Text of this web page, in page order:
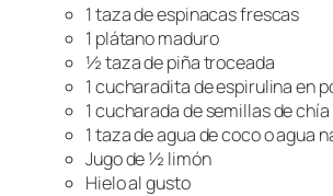
1 taza de espinacas frescas
1 plátano maduro
½ taza de piña troceada
1 cucharadita de espirulina en
1 cucharada de semillas de chía
1 taza de agua de coco o agua
Jugo de ½ limón
Hielo al gusto